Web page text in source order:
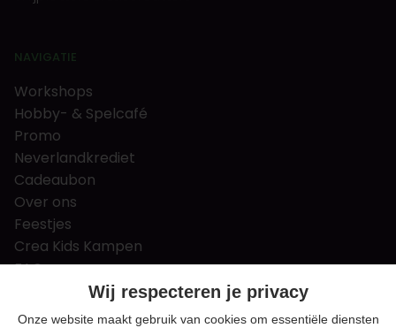
NAVIGATIE
Workshops
Hobby- & Spelcafé
Promo
Neverlandkrediet
Cadeaubon
Over ons
Feestjes
Crea Kids Kampen
FAQ
Tips & tricks
Contact
Wij respecteren je privacy
Onze website maakt gebruik van cookies om essentiële diensten